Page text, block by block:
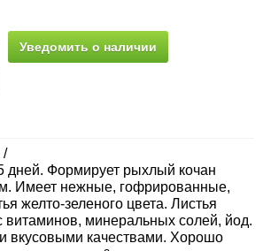
Уведомить о наличии
/
дней. Формирует рыхлый кочан
Имеет нежные, гофрированные,
желто-зеленого цвета. Листья
витаминов, минеральных солей, йод.
вкусовыми качествами. Хорошо
лист» в палочках
лист» Успех
колорадского жука
тараканов, прусаков,
и садовых муравьев
комаров, москитов,
слепней